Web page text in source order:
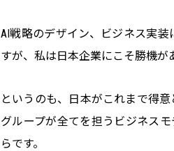
AI戦略のデザイン、ビジネス実
すが、私は日本企業にこそ勝機が
というのも、日本がこれまで得
グループが全てを担うビジネス
らです。